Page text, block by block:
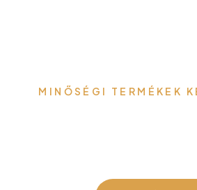
MINŐSÉGI TERMÉKEK